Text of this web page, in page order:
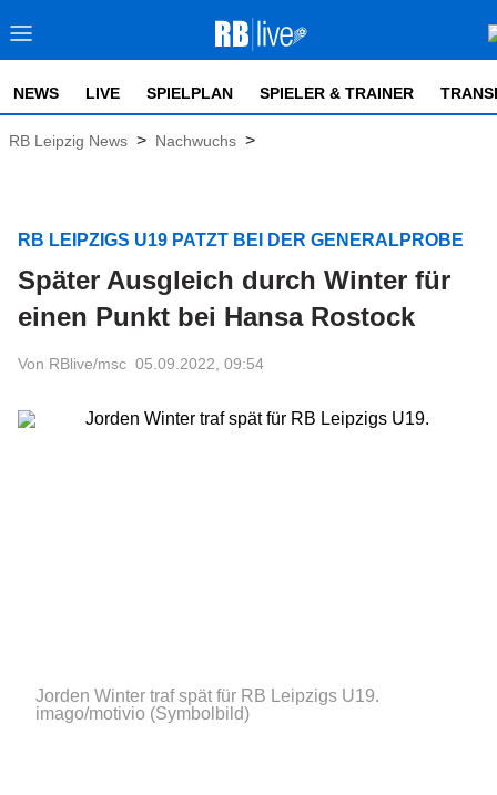
NEWS LIVE SPIELPLAN SPIELER & TRAINER
RB Leipzig News > Nachwuchs >
RB LEIPZIGS U19 PATZT BEI DER GENERALPROBE
Später Ausgleich durch Winter für
einen Punkt bei Hansa Rostock
Von RBlive/msc 05.09.2022, 09:54
Jorden Winter traf spät für RB Leipzigs U19.
imago/motivio (Symbolbild)